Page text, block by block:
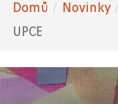
Drobečková
navigace
Domů Novinky
UPCE